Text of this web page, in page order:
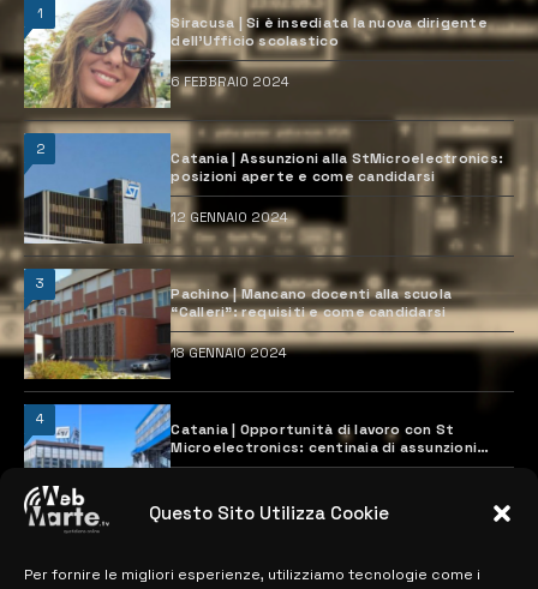
Questo Sito Utilizza Cookie
Per fornire le migliori esperienze, utilizziamo tecnologie come i
1
Siracusa | Si è insediata la nuova dirigente
dell’Ufficio scolastico
6 FEBBRAIO 2024
2
Catania | Assunzioni alla StMicroelectronics:
posizioni aperte e come candidarsi
12 GENNAIO 2024
3
Pachino | Mancano docenti alla scuola
“Calleri”: requisiti e come candidarsi
18 GENNAIO 2024
4
Catania | Opportunità di lavoro con St
Microelectronics: centinaia di assunzioni
previste
MAPPA DEL SITO